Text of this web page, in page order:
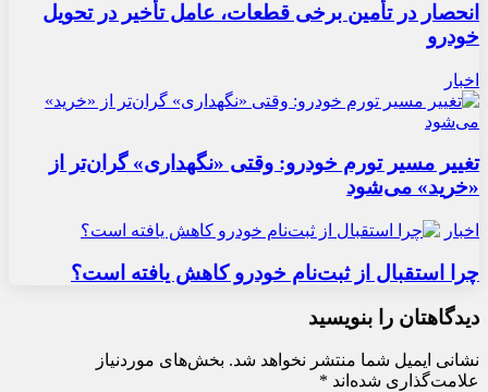
انحصار در تأمین برخی قطعات، عامل تأخیر در تحویل
خودرو
اخبار
تغییر مسیر تورم خودرو: وقتی «نگهداری» گران‌تر از
«خرید» می‌شود
اخبار
چرا استقبال از ثبت‌نام خودرو کاهش یافته است؟
دیدگاهتان را بنویسید
نشانی ایمیل شما منتشر نخواهد شد. بخش‌های موردنیاز
علامت‌گذاری شده‌اند *